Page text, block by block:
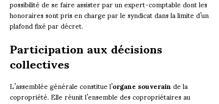
possibilité de se faire assister par un expert-comptable dont les
honoraires sont pris en charge par le syndicat dans la limite d’un
plafond fixé par décret.
Participation aux décisions
collectives
L’assemblée générale constitue l’organe souverainde la
copropriété. Elle réunit l’ensemble des copropriétaires au